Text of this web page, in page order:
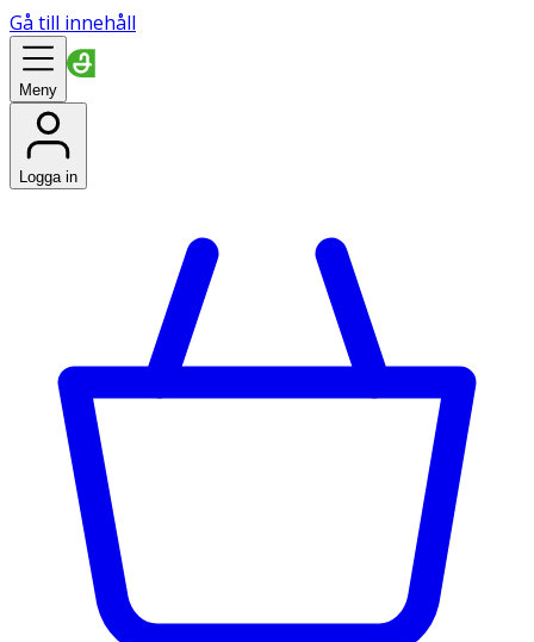
Gå till innehåll
Meny
Logga in